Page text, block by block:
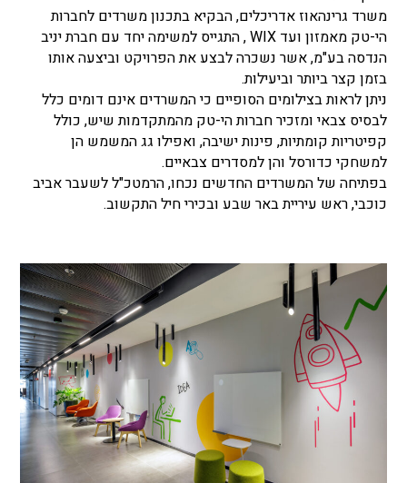
משרד גרינהאוז אדריכלים, הבקיא בתכנון משרדים לחברות
הי-טק מאמזון ועד WIX , התגייס למשימה יחד עם חברת יניב
הנדסה בע"מ, אשר נשכרה לבצע את הפרויקט וביצעה אותו
בזמן קצר ביותר וביעילות.
ניתן לראות בצילומים הסופיים כי המשרדים אינם דומים כלל
לבסיס צבאי ומזכיר חברות הי-טק מהמתקדמות שיש, כולל
קפיטריות קומתיות, פינות ישיבה, ואפילו גג המשמש הן
למשחקי כדורסל והן למסדרים צבאיים.
בפתיחה של המשרדים החדשים נכחו, הרמטכ"ל לשעבר אביב
כוכבי, ראש עיריית באר שבע ובכירי חיל התקשוב.